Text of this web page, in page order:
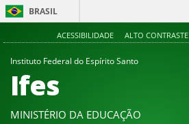
BRASIL
ACESSIBILIDADE ALTO CONTRASTE
Instituto Federal do Espírito Santo
Ifes
MINISTÉRIO DA EDUCAÇÃO